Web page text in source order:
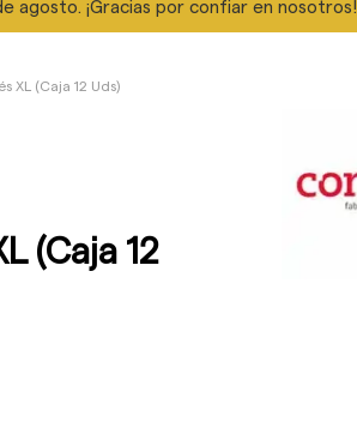
agosto. ¡Gracias por confiar en nosotros!
XL (Caja 12 Uds)
(Caja 12